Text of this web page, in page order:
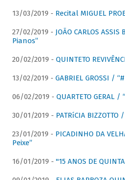
13/03/2019 - Recital MIGUEL
27/02/2019 - JOÃO CARLOS
Pianos”
20/02/2019 - QUINTETO
13/02/2019 - GABRIEL GROSSI /
06/02/2019 - QUARTETO GERAL
30/01/2019 - PATRíCIA
23/01/2019 - PICADINHO DA
Peixe”
16/01/2019 - "15 ANOS DE